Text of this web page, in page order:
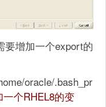
要增加一个export的
oracle/.bash_pr
一个RHEL8的变